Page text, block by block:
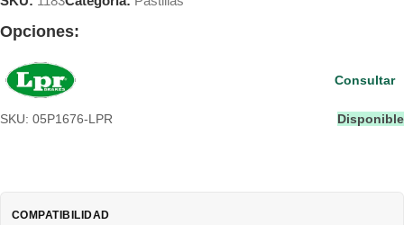
Opciones:
SKU: 05P1676-LPR Disponible
Consultar
COMPATIBILIDAD